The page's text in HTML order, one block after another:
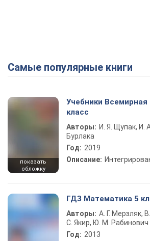
Самые популярные книги
показать
обложку
Учебники Всемирная
класс
Авторы: И. Я. Щупак, И.
Бурлака
Год: 2019
Описание:
ГДЗ Математика 5
Авторы: А. Г. Мерзляк,
С. Якир, Ю. М. Рабинович
Год: 2013